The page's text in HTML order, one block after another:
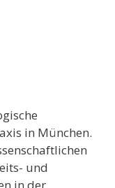
in München.
und